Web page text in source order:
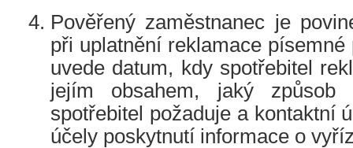
Pověřený zaměstnanec je
při uplatnění reklamace
uvede datum, kdy spotřebitel
jejím obsahem, jaký způsob
spotřebitel požaduje a kontaktní
účely poskytnutí informace o